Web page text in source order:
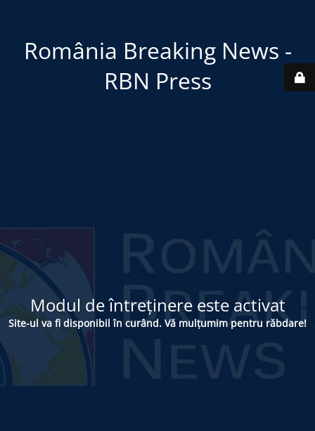
România Breaking News -
RBN Press
Modul de întreținere este activat
Site-ul va fi disponibil în curând. Vă mulțumim pentru răbdare!